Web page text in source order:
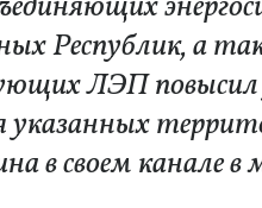
Республик, а
ЛЭП повысил
указанных
в своем канале в